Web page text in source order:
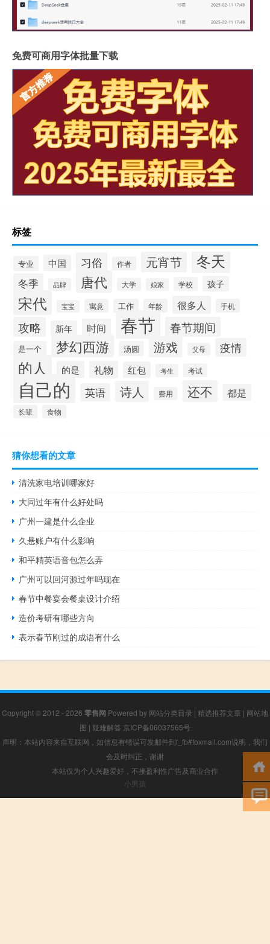
免费可商用字体批量下载
标签
专业 中国 习俗 作者 元宵节 冬天
冬季 品牌 唐代 大学 娘家 学校 孩子
宋代 宝宝 寓意 工作 年龄 很多人 手机
攻略 新年 时间 春节 春节期间
是一个 梦幻西游 汤圆 游戏 父母 疫情
的人 的是 礼物 红包 考生 考试
自己的 英语 诗人 费用 还不 都是
长辈 食物
猜你想看的文章
清洗家电培训哪家好
大同过年有什么好处吗
广州一建是什么企业
久悬账户有什么影响
和平精英语音包怎么弄
广州可以回河源过年吗现在
春节中餐宴会餐桌设计介绍
造价考研有哪些方向
表示春节刚过的成语有什么
Copyright © 2012 - 2026 零售网 Powered by 网站分类目录 | 精选推荐文章 | 网站地
图 | 疑难解答 京ICP备06037565号
声明：本站内容来自互联网，如信息有错误可发邮件到f_fb#foxmail.com说明，我们
会及时纠正，谢谢
本站仅为个人兴趣爱好，不接盈利性广告及商业合作
小男孩